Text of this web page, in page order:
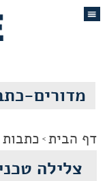
מדורים-
דף הבית
צלילה